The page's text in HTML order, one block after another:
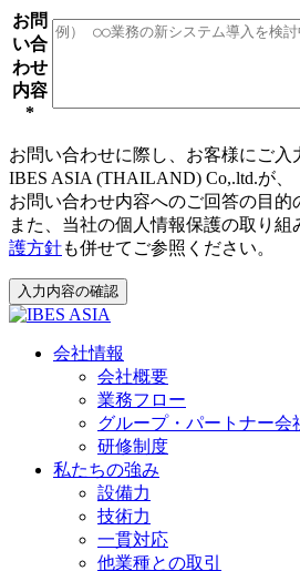
お問
い合
わせ
内容
*
お問い合わせに際し、お客様にご入
IBES ASIA (THAILAND) Co,.ltd.が、
お問い合わせ内容へのご回答の目的
また、当社の個人情報保護の取り組
護方針も併せてご参照ください。
入力内容の確認
会社情報
会社概要
業務フロー
グループ・パートナー会
研修制度
私たちの強み
設備力
技術力
一貫対応
他業種との取引